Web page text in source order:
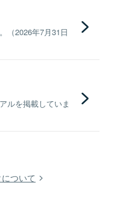
（2026年7月31日
ルを掲載していま
ついて